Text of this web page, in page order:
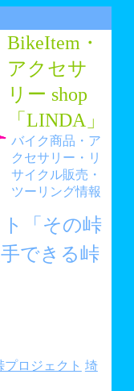
BikeItem・
アクセサ
リー shop
「LINDA」
バイク商品・ア
クセサリー・リ
サイクル販売・
ツーリング情報
「LINDA」
」
報BLOG～
「その峠
できる峠
プロジェクト 埼